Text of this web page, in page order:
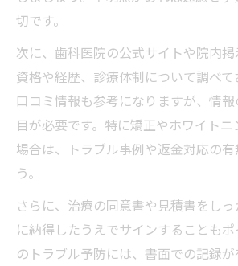
さ
治療費や返金に関する歯科の注
返金トラブルを避ける歯科
トラブルになりやすい歯科
治療ミス時に知っておきたい
切です。
次に、歯科医院の公式サイトや院内
資格や経歴、診療体制について調べて
口コミ情報も参考になりますが、情
目が必要です。特に矯正やホワイト
場合は、トラブル事例や返金対応の
う。
さらに、治療の同意書や見積書をし
に納得したうえでサインすることも
のトラブル予防には、書面での記録